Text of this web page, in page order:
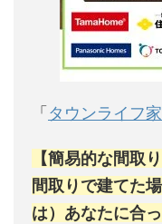
「 タウンライフ
【簡易的な間取
間取りで建てた
は）あなたに合